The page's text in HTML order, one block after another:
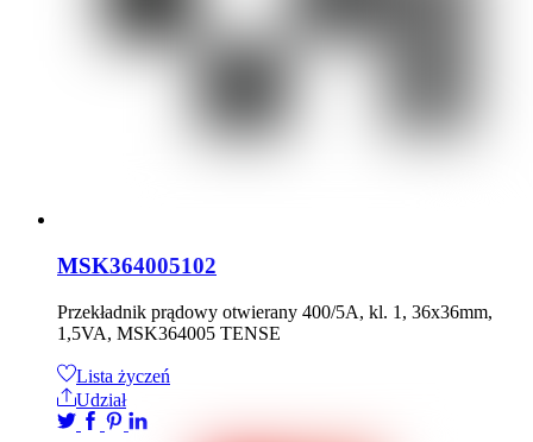
MSK364005102
Przekładnik prądowy otwierany 400/5A, kl. 1, 36x36mm,
1,5VA, MSK364005 TENSE
Lista życzeń
Udział